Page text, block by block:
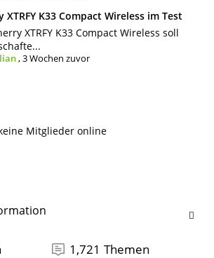
XTRFY K33 Compact Wireless im Test
XTRFY K33 Compact Wireless soll
,3 Wochen zuvor
Mitglieder online
1,721 Themen